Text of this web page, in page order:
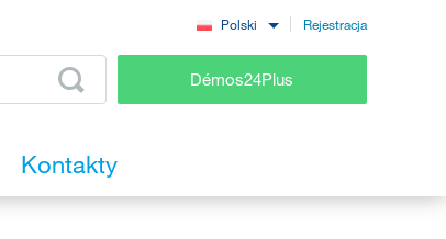
Polski Rejestracja
Démos24Plus
Kontakty